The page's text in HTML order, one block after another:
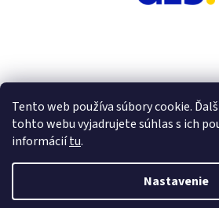
Tento web používa súbory cookie.
tohto webu vyjadrujete súhlas s ich
informáciítu.
Nastavenie
Vytvoril